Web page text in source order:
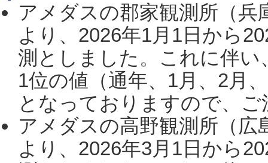
アメダスの郡家観測所（
より、2026年1月1日から
測としました。これに伴い
1位の値（通年、1月、2月
となっておりますので、
アメダスの高野観測所（
より、2026年3月1日から